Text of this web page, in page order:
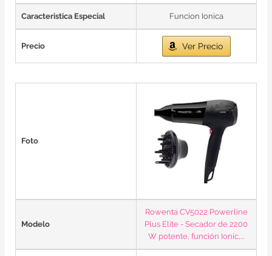
Caracteristica Especial Funcion Ionica
Precio Ver Precio
Foto
Modelo
Rowenta CV5022 Powerline
Plus Elite - Secador de 2200
W potente, función Ionic,...